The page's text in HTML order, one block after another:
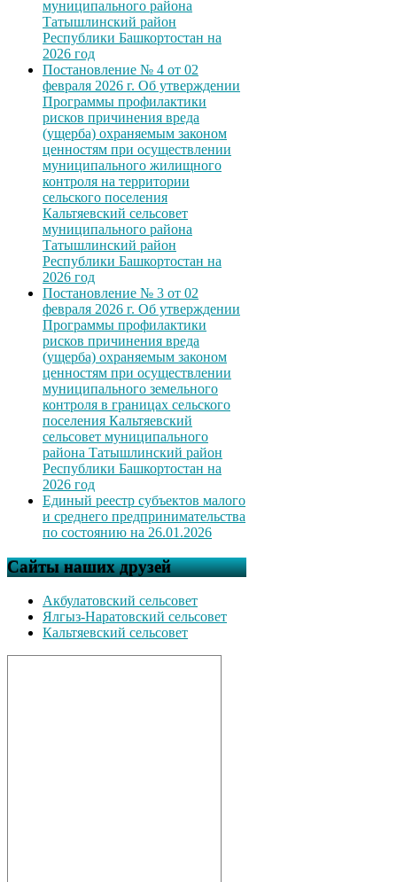
муниципального района
Татышлинский район
Республики Башкортостан на
2026 год
Постановление № 4 от 02
февраля 2026 г. Об утверждении
Программы профилактики
рисков причинения вреда
(ущерба) охраняемым законом
ценностям при осуществлении
муниципального жилищного
контроля на территории
сельского поселения
Кальтяевский сельсовет
муниципального района
Татышлинский район
Республики Башкортостан на
2026 год
Постановление № 3 от 02
февраля 2026 г. Об утверждении
Программы профилактики
рисков причинения вреда
(ущерба) охраняемым законом
ценностям при осуществлении
муниципального земельного
контроля в границах сельского
поселения Кальтяевский
сельсовет муниципального
района Татышлинский район
Республики Башкортостан на
2026 год
Единый реестр субъектов малого
и среднего предпринимательства
по состоянию на 26.01.2026
Сайты наших друзей
Акбулатовский сельсовет
Ялгыз-Наратовский сельсовет
Кальтяевский сельсовет